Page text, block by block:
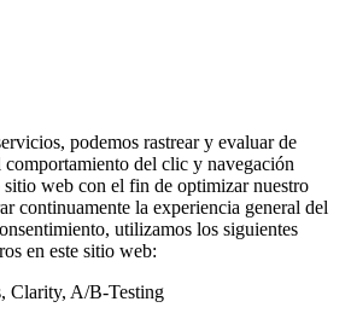
podemos rastrear y evaluar de
del clic y navegación
sitio web con el fin de optimizar nuestro
continuamente la experiencia general del
utilizamos los siguientes
en este sitio web:
Clarity, A/B-Testing